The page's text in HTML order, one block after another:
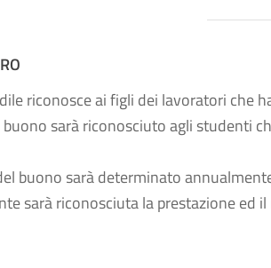
riconosce ai figli dei lavoratori
sarà riconosciuto agli studenti
buono sarà determinato
sarà riconosciuta la prestazione ed